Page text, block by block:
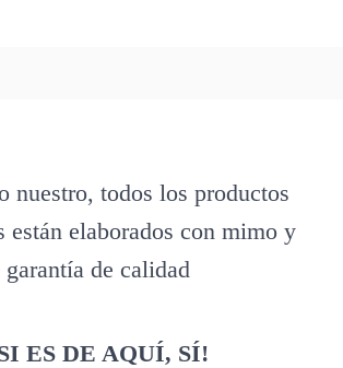
nuestro, todos los productos
están elaborados con mimo y
garantía de calidad
ES DE AQUÍ, SÍ!